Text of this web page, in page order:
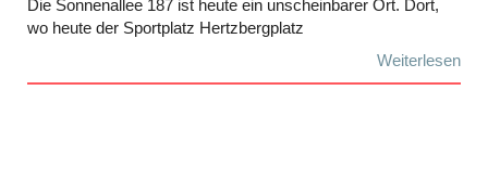
Die Sonnenallee 187 ist heute ein unscheinbarer Ort. Dort,
wo heute der Sportplatz Hertzbergplatz
Weiterlesen